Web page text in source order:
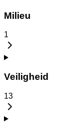
Milieu
1
Veiligheid
13